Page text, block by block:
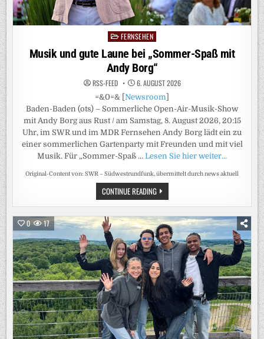
PostedFERNSEHEN
Musik und gute Laune bei „Sommer-Spaß mit
Andy Borg“
RSS-FEED 6. AUGUST 2026
=&0=& [ Newsroom
Baden-Baden (ots) – Sommerliche Open-Air-Musik-Show
mit Andy Borg aus Rust / am Samstag, 8. August 2026, 20:15
Uhr, im SWR und im MDR Fernsehen Andy Borg lädt ein zu
einer sommerlichen Gartenparty mit Freunden und mit viel
Musik. Für „Sommer-Spaß … Lesen Sie hier weiter…
Original-Content von: SWR – Südwestrundfunk, übermittelt durch news aktuell
CONTINUE READINGMUSIK
UND
GUTE
LAUNE
BEI
„SOMMER-
SPASS M
IT A
NDY B
ORG“
0 17